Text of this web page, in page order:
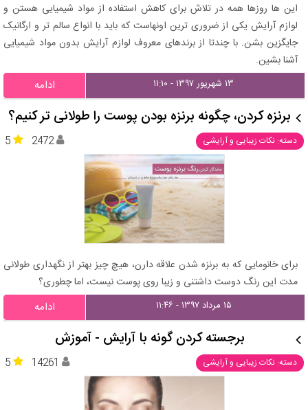
این ها روزها همه در تلاش برای کاهش استفاده از مواد شیمیایی هستن و
لوازم آرایش یکی از ضروری ترین اونهاست که باید با انواع سالم تر و ارگانیک
جایگزین بشن. با چندتا از برندهای معروف لوازم آرایش بدون مواد شیمیایی
آشنا بشین.
۱۳ شهریور ۱۳۹۷ - ۱۱:۱۰ ادامه
برنزه کردن، چگونه برنزه بودن پوست را طولانی تر کنیم؟
دسته: نکات زیبایی و آرایشی 5 2472
برای خانومایی که به برنزه شدن علاقه دارن، هیچ چیز بهتر از نگهداری طولانی
مدت این رنگ دوست داشتنی و زیبا روی پوست نیست، اما چطوری؟
۱۵ مرداد ۱۳۹۷ - ۱۱:۴۶ ادامه
برجسته کردن گونه با آرایش - آموزش
دسته: نکات زیبایی و آرایشی 5 14261